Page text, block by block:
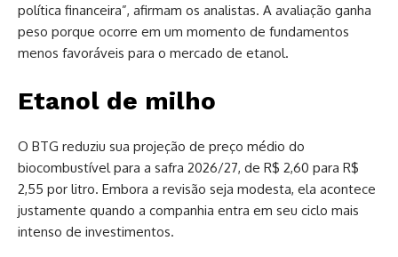
política financeira”, afirmam os analistas. A avaliação ganha
peso porque ocorre em um momento de fundamentos
menos favoráveis para o mercado de etanol.
Etanol de milho
O BTG reduziu sua projeção de preço médio do
biocombustível para a safra 2026/27, de R$ 2,60 para R$
2,55 por litro. Embora a revisão seja modesta, ela acontece
justamente quando a companhia entra em seu ciclo mais
intenso de investimentos.